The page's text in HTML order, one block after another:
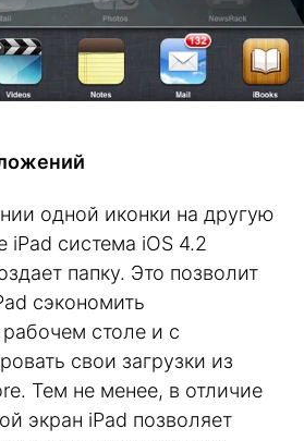
одной иконки на другую
iPad система iOS 4.2
папку. Это позволит
сэкономить
столе и с
свои загрузки из
Тем не менее, в отличие
экран iPad позволяет